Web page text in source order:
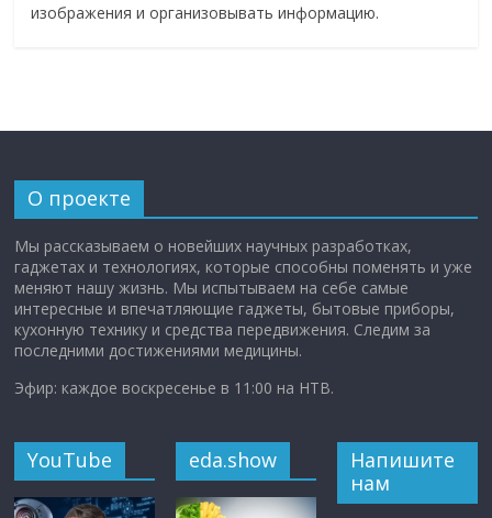
изображения и организовывать информацию.
О проекте
Мы рассказываем о новейших научных разработках,
гаджетах и технологиях, которые способны поменять и уже
меняют нашу жизнь. Мы испытываем на себе самые
интересные и впечатляющие гаджеты, бытовые приборы,
кухонную технику и средства передвижения. Следим за
последними достижениями медицины.
Эфир: каждое воскресенье в 11:00 на НТВ.
YouTube eda.show
Напишите
нам